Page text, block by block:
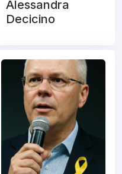
Alessandra
Decicino